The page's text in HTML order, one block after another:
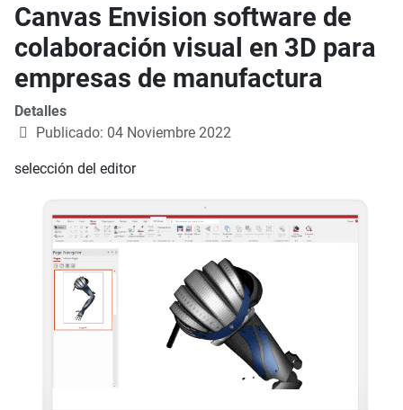
Canvas Envision software de
colaboración visual en 3D para
empresas de manufactura
Detalles
Publicado: 04 Noviembre 2022
selección del editor